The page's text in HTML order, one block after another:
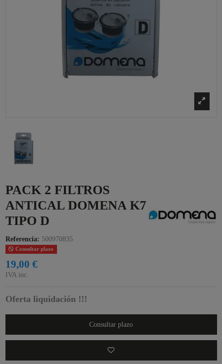
PACK 2 FILTROS
ANTICAL DOMENA K7
TIPO D
Referencia: 500970835
Consultar plazo
19,00 €
IVA inc.
Oferta liquidación !!!
Consultar plazo